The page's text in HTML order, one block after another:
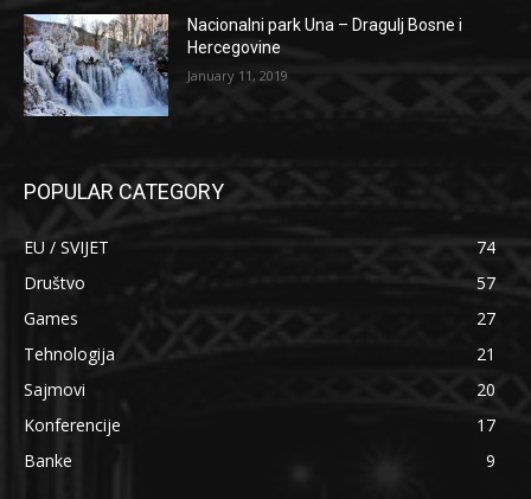
Nacionalni park Una – Dragulj Bosne i
Hercegovine
January 11, 2019
POPULAR CATEGORY
EU / SVIJET
74
Društvo
57
Games
27
Tehnologija
21
Sajmovi
20
Konferencije
17
Banke
9